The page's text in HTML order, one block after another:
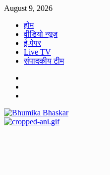
Skip
content
August 9, 2026
होम
वीडियो न्यूज
ई-पेपर
Live TV
संपादकीय टीम